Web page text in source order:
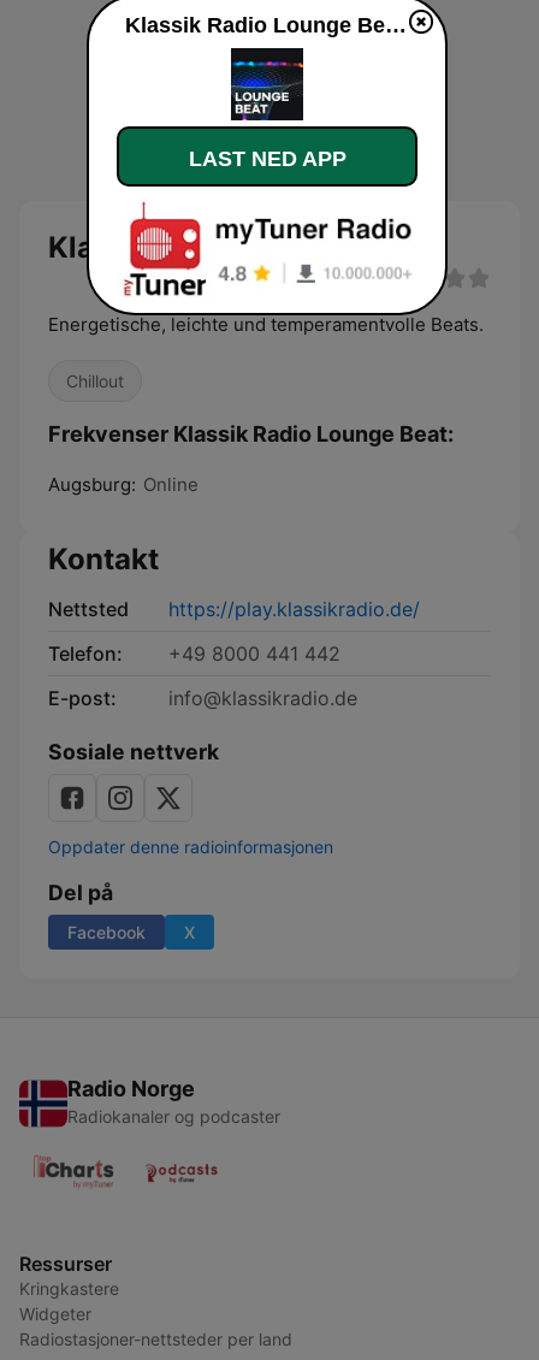
Klassik Radio Lounge Beat
Energetische, leichte und temperamentvolle Beats.
Chillout
Frekvenser Klassik Radio Lounge Beat:
Augsburg: Online
Kontakt
Nettsted
https://play.klassikradio.de/
Telefon:
+49 8000 441 442
E-post:
info@klassikradio.de
Sosiale nettverk
Oppdater denne radioinformasjonen
Del på
Facebook X
Radio Norge
Radiokanaler og podcaster
Ressurser
Kringkastere
Widgeter
Radiostasjoner-nettsteder per land
Klassik Radio Lounge Beat direkte
LAST NED APP